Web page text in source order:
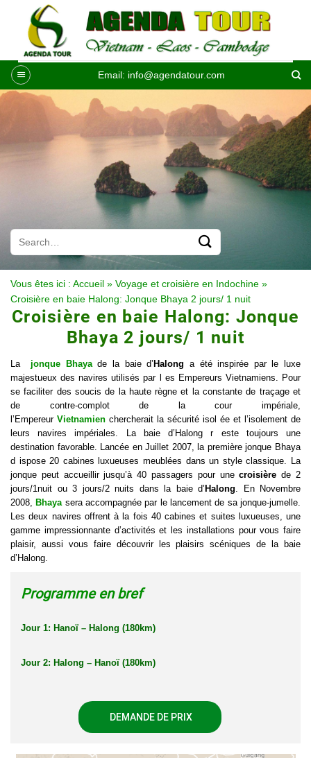
contenu
Email: info@agendatour.com
Vous êtes ici : Accueil » Voyage et croisière en Indochine »
Croisière en baie Halong: Jonque Bhaya 2 jours/ 1 nuit
Croisière en baie Halong: Jonque
Bhaya 2 jours/ 1 nuit
La jonque Bhayade la baie d’Halong a été inspirée par le luxe
majestueux des navires utilisés par l es Empereurs Vietnamiens. Pour
se faciliter des soucis de la haute règne et la constante de traçage et
de contre-complot de la cour impériale,
l’Empereur Vietnamien chercherait la sécurité isol ée et l’isolement de
leurs navires impériales. La baie d’Halong r este toujours une
destination favorable. Lancée en Juillet 2007, la première jonque Bhaya
d ispose 20 cabines luxueuses meublées dans un style classique. La
jonque peut accueillir jusqu’à 40 passagers pour unecroisièrede 2
jours/1nuit ou 3 jours/2 nuits dans la baie d’Halong . En Novembre
2008,Bhaya sera accompagnée par le lancement de sa jonque-jumelle.
Les deux navires offrent à la fois 40 cabines et suites luxueuses, une
gamme impressionnante d’activités et les installations pour vous faire
plaisir, aussi vous faire découvrir les plaisirs scéniques de la baie
d’Halong.
Programme en bref
Jour 1: Hanoï – Halong (180km)
Jour 2: Halong – Hanoï (180km)
DEMANDE DE PRIX